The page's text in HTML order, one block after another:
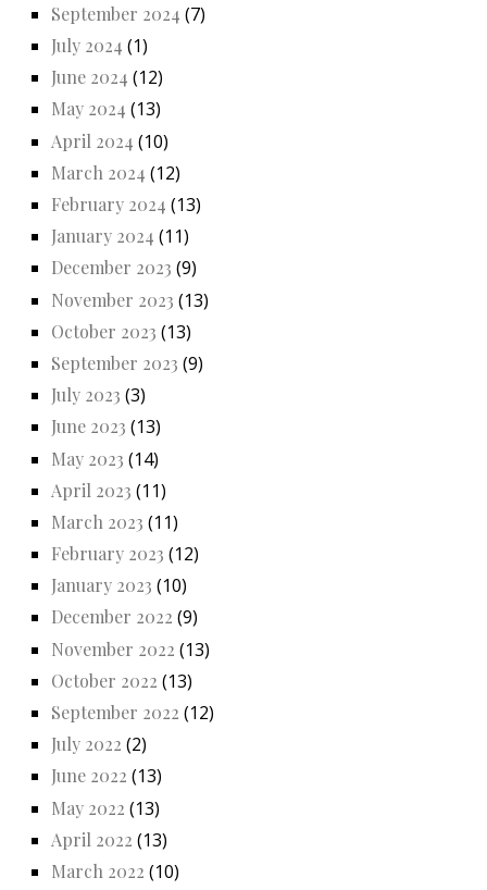
September 2024 (7)
July 2024 (1)
June 2024 (12)
May 2024 (13)
April 2024 (10)
March 2024 (12)
February 2024 (13)
January 2024 (11)
December 2023 (9)
November 2023 (13)
October 2023 (13)
September 2023 (9)
July 2023 (3)
June 2023 (13)
May 2023 (14)
April 2023 (11)
March 2023 (11)
February 2023 (12)
January 2023 (10)
December 2022 (9)
November 2022 (13)
October 2022 (13)
September 2022 (12)
July 2022 (2)
June 2022 (13)
May 2022 (13)
April 2022 (13)
March 2022 (10)